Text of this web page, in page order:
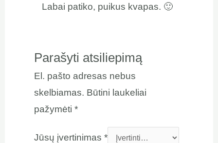
Labai patiko, puikus kvapas. 🙂
Parašyti atsiliepimą
El. pašto adresas nebus
skelbiamas. Būtini laukeliai
pažymėti *
Jūsų įvertinimas *